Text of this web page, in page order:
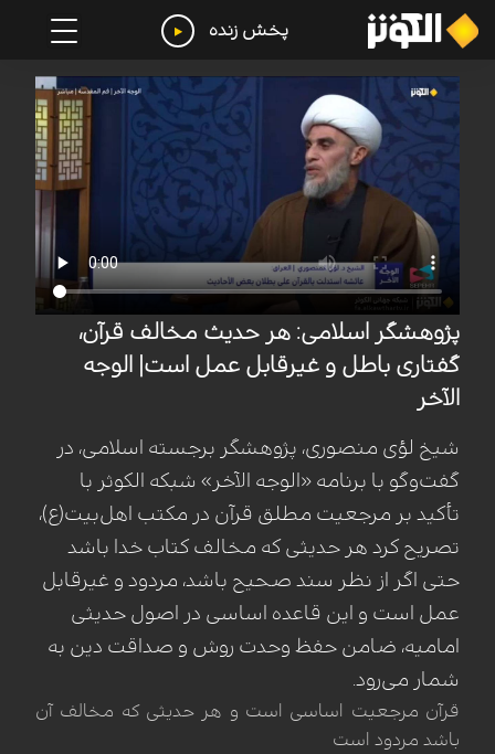
پخش زنده
پژوهشگر اسلامی: هر حدیث مخالف قرآن،
گفتاری باطل و غیرقابل عمل است| الوجه
الآخر
شیخ لؤی منصوری، پژوهشگر برجسته اسلامی، در
گفت‌وگو با برنامه «الوجه الآخر» شبکه الکوثر با
تأکید بر مرجعیت مطلق قرآن در مکتب اهل‌بیت(ع)،
تصریح کرد هر حدیثی که مخالف کتاب خدا باشد
حتی اگر از نظر سند صحیح باشد، مردود و غیرقابل
عمل است و این قاعده اساسی در اصول حدیثی
امامیه، ضامن حفظ وحدت روش و صداقت دین به
شمار می‌رود.
قرآن مرجعیت اساسی است و هر حدیثی که مخالف آن
باشد مردود است